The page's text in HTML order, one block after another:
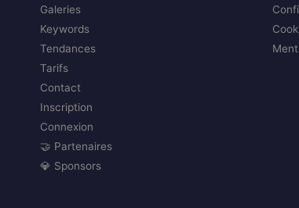
Galeries
Keywords
Tendances
Tarifs
Contact
Inscription
Connexion
🤝 Partenaires
💎 Sponsors